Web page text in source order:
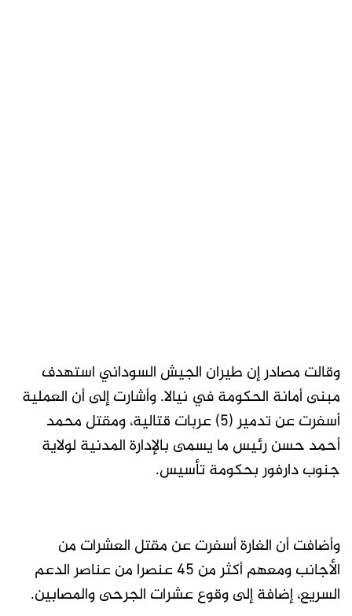
وقالت مصادر إن طيران الجيش السوداني استهدف
مبنى أمانة الحكومة في نيالا. وأشارت إلى أن العملية
أسفرت عن تدمير (5) عربات قتالية، ومقتل محمد
أحمد حسن رئيس ما يسمى بالإدارة المدنية لولاية
جنوب دارفور بحكومة تأسيس.
وأضافت أن الغارة أسفرت عن مقتل العشرات من
الأجانب ومعهم أكثر من 45 عنصرا من عناصر الدعم
السريع، إضافة إلى وقوع عشرات الجرحى والمصابين.